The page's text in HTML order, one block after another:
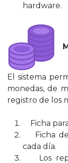
hardware.
El sistema
monedas, de
registro de los
Ficha
Ficha de
cada día.
Los